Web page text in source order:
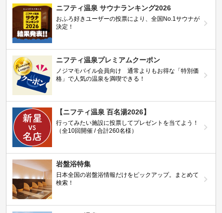
ニフティ温泉 サウナランキング2026
おふろ好きユーザーの投票により、全国No.1サウナが
決定！
ニフティ温泉プレミアムクーポン
ノジマモバイル会員向け 通常よりもお得な「特別価
格」で人気の温泉を満喫できる！
【ニフティ温泉 百名湯2026】
行ってみたい施設に投票してプレゼントを当てよう！
（全10回開催 / 合計260名様）
岩盤浴特集
日本全国の岩盤浴情報だけをピックアップ。まとめて
検索！